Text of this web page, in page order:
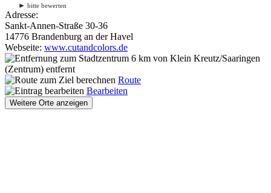
► bitte bewerten
Adresse:
Sankt-Annen-Straße 30-36
14776 Brandenburg an der Havel
Webseite: www.cutandcolors.de
6 km von Klein Kreutz/Saaringen
(Zentrum) entfernt
Route
Bearbeiten
Weitere Orte anzeigen